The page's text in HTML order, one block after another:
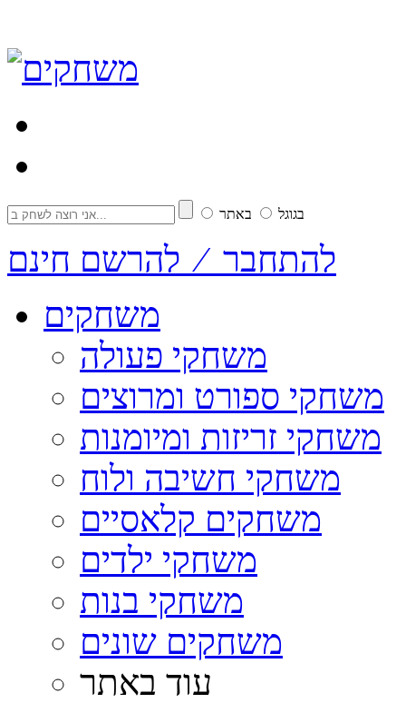
בגוגל באתר
להתחבר ⁄ להרשם חינם
משחקים
משחקי פעולה
משחקי ספורט ומרוצים
משחקי זריזות ומיומנות
משחקי חשיבה ולוח
משחקים קלאסיים
משחקי ילדים
משחקי בנות
משחקים שונים
עוד באתר